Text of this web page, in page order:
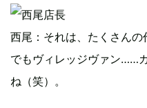
西尾：それは、たくさん
でもヴィレッジヴァン……
ね（笑）。